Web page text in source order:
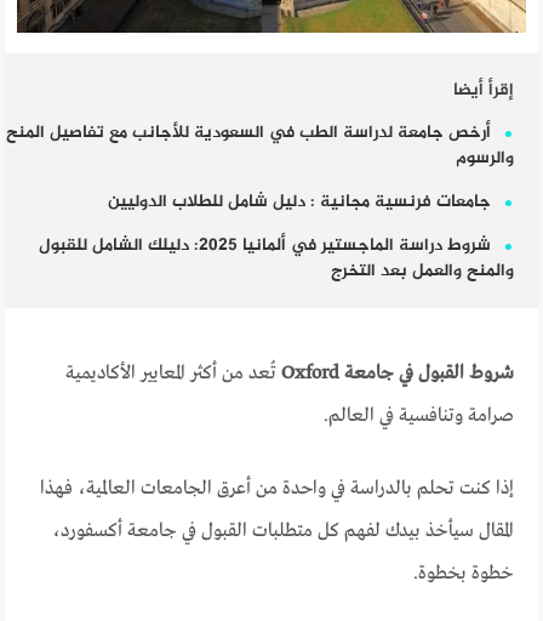
إقرأ أيضا
أرخص جامعة لدراسة الطب في السعودية للأجانب مع تفاصيل المنح
والرسوم
جامعات فرنسية مجانية : دليل شامل للطلاب الدوليين
شروط دراسة الماجستير في ألمانيا 2025: دليلك الشامل للقبول
والمنح والعمل بعد التخرج
شروط القبول في جامعة Oxford
تُعد من أكثر المعايير الأكاديمية
صرامة وتنافسية في العالم.
إذا كنت تحلم بالدراسة في واحدة من أعرق الجامعات العالمية، فهذا
المقال سيأخذ بيدك لفهم كل متطلبات القبول في جامعة أكسفورد،
خطوة بخطوة.